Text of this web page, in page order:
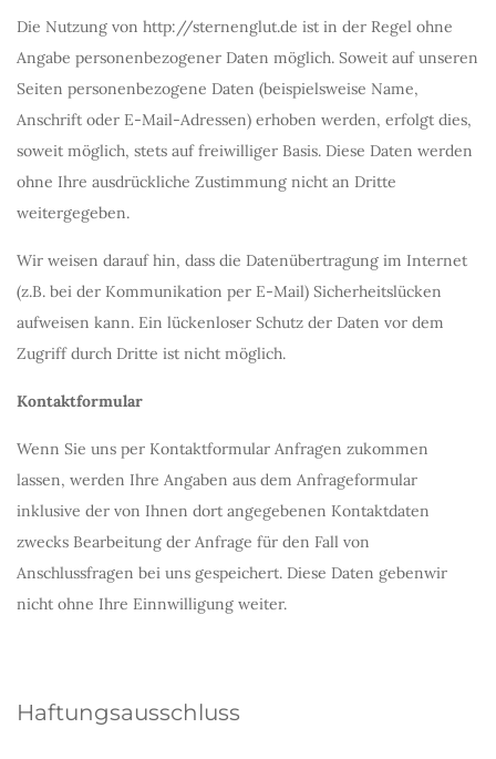
Die Nutzung von http://sternenglut.de ist in der Regel ohne
Angabe personenbezogener Daten möglich. Soweit auf unseren
Seiten personenbezogene Daten (beispielsweise Name,
Anschrift oder E-Mail-Adressen) erhoben werden, erfolgt dies,
soweit möglich, stets auf freiwilliger Basis. Diese Daten werden
ohne Ihre ausdrückliche Zustimmung nicht an Dritte
weitergegeben.
Wir weisen darauf hin, dass die Datenübertragung im Internet
(z.B. bei der Kommunikation per E-Mail) Sicherheitslücken
aufweisen kann. Ein lückenloser Schutz der Daten vor dem
Zugriff durch Dritte ist nicht möglich.
Kontaktformular
Wenn Sie uns per Kontaktformular Anfragen zukommen
lassen, werden Ihre Angaben aus dem Anfrageformular
inklusive der von Ihnen dort angegebenen Kontaktdaten
zwecks Bearbeitung der Anfrage für den Fall von
Anschlussfragen bei uns gespeichert. Diese Daten gebenwir
nicht ohne Ihre Einnwilligung weiter.
Haftungsausschluss